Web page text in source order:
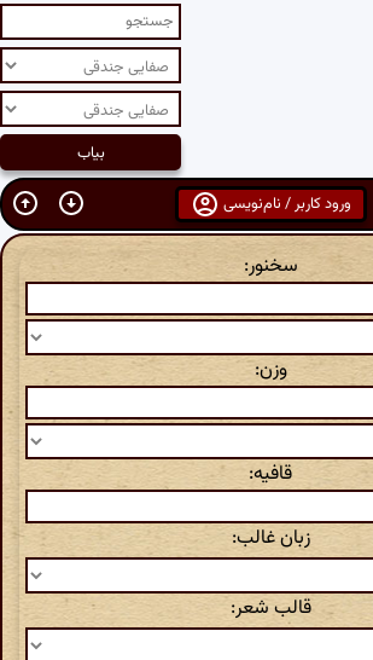
ورود کاربر / نام‌نویسی
سخنور:
وزن:
قافیه:
زبان غالب:
قالب شعر: